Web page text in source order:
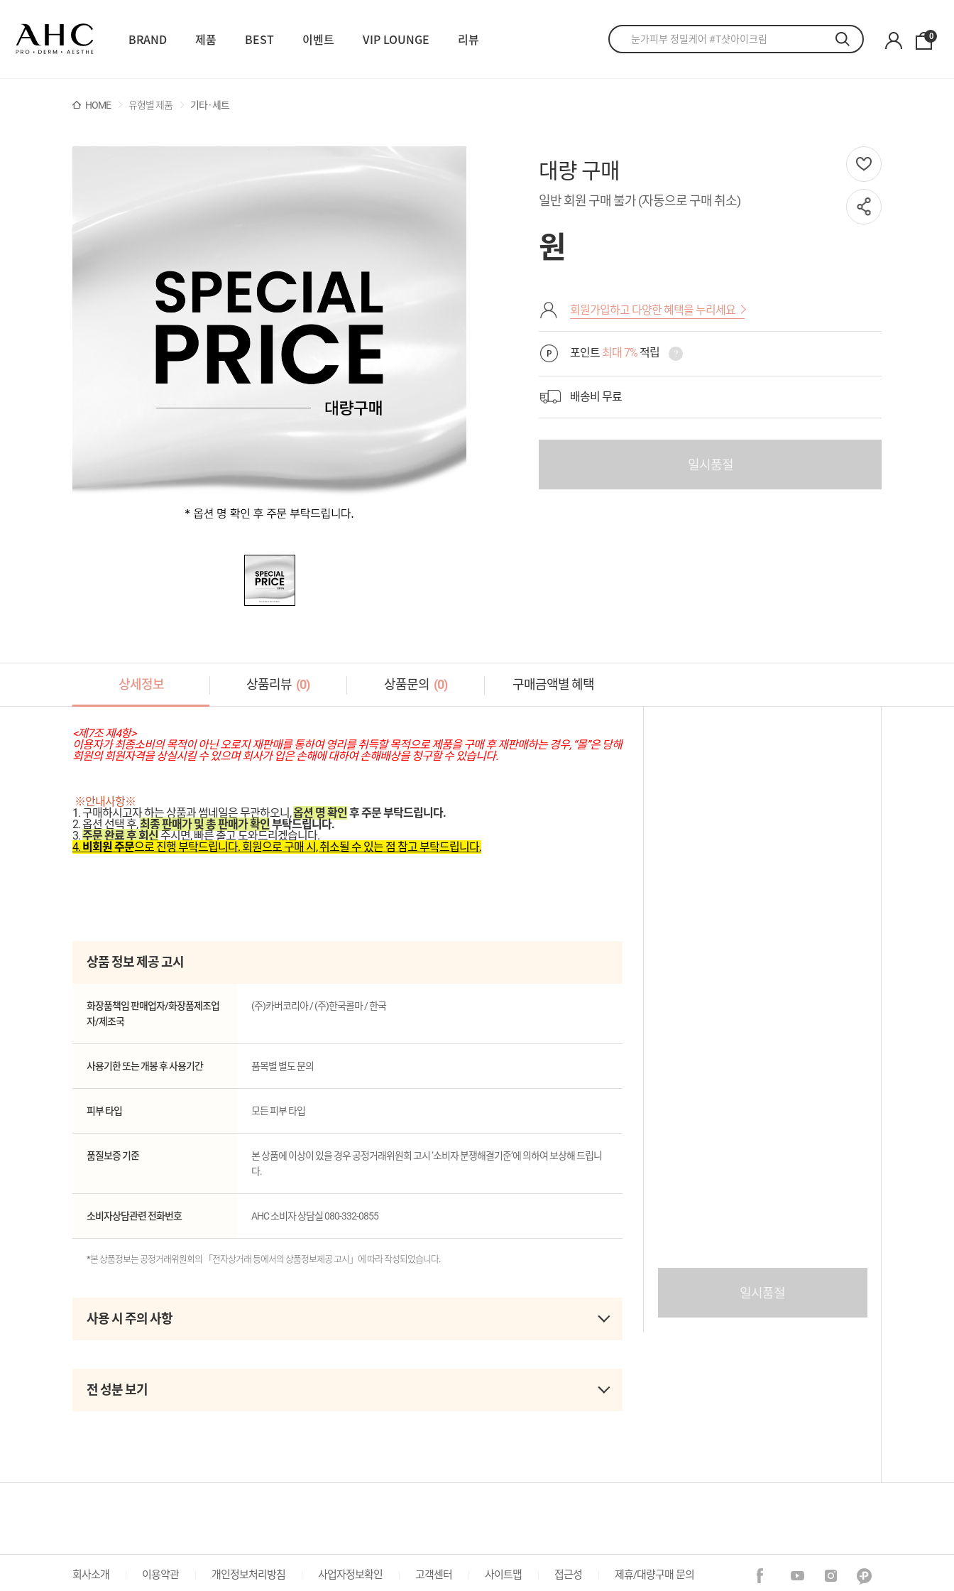
BRAND 제품 BEST 이벤트 VIP LOUNGE 리뷰 0
HOME 유형별 제품 기타 · 세트
대량 구매
일반 회원 구매 불가 (자동으로 구매 취소)
원
회원가입하고 다양한 혜택을 누리세요
포인트 최대 7% 적립
배송비 무료
일시품절
상세정보 상품리뷰 (0) 상품문의 (0) 구매금액별 혜택
<제7조 제4항>
이용자가 최종소비의 목적이 아닌 오로지 재판매를 통하여 영리를 취득할 목적으로 제품을 구매 후 재판매하는 경우, “몰”은 당해
회원의 회원자격을 상실시킬 수 있으며 회사가 입은 손해에 대하여 손해배상을 청구할 수 있습니다.
※안내사항※
1. 구매하시고자 하는 상품과 썸네일은 무관하오니,옵션 명 확인 후 주문 부탁드립니다.
2. 옵션 선택 후,최종 판매가 및 총 판매가 확인 부탁드립니다.
3.주문 완료 후 회신주시면, 빠른 출고 도와드리겠습니다.
4. 비회원 주문으로 진행 부탁드립니다. 회원으로 구매 시, 취소될 수 있는 점 참고 부탁드립니다.
상품 정보 제공 고시
화장품책임 판매업자/화장품제조업
자/제조국
(주)카버코리아 / (주)한국콜마 / 한국
사용기한 또는 개봉 후 사용기간 품목별 별도 문의
피부 타입 모든 피부 타입
품질보증 기준
본 상품에 이상이 있을 경우 공정거래위원회 고시 ‘소비자 분쟁해결기준’에 의하여 보상해 드립니
다.
소비자상담관련 전화번호 AHC 소비자 상담실 080-332-0855
*본 상품정보는 공정거래위원회의 「전자상거래 등에서의 상품정보제공 고시」에 따라 작성되었습니다.
사용 시 주의 사항
전 성분 보기
일시품절
회사소개 이용약관 개인정보처리방침 사업자정보확인 고객센터 사이트맵 접근성 제휴/대량구매 문의